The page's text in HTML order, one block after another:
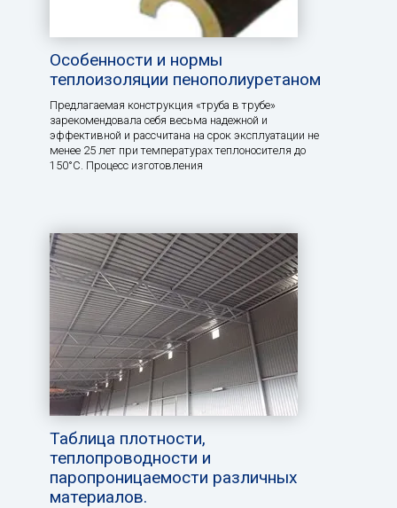
Особенности и нормы
теплоизоляции пенополиуретаном
Предлагаемая конструкция «труба в трубе»
зарекомендовала себя весьма надежной и
эффективной и рассчитана на срок эксплуатации не
менее 25 лет при температурах теплоносителя до
150°С. Процесс изготовления
Таблица плотности,
теплопроводности и
паропроницаемости различных
материалов.